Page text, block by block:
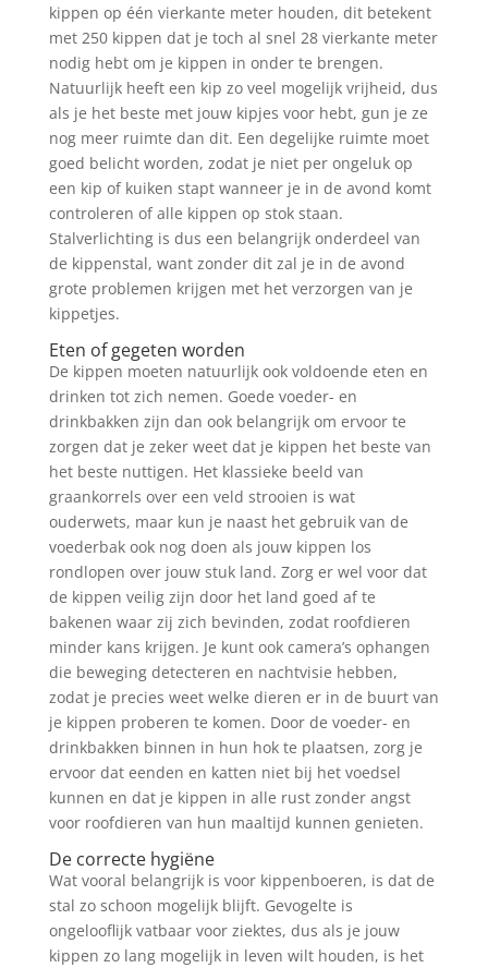
kippen op één vierkante meter houden, dit betekent
met 250 kippen dat je toch al snel 28 vierkante meter
nodig hebt om je kippen in onder te brengen.
Natuurlijk heeft een kip zo veel mogelijk vrijheid, dus
als je het beste met jouw kipjes voor hebt, gun je ze
nog meer ruimte dan dit. Een degelijke ruimte moet
goed belicht worden, zodat je niet per ongeluk op
een kip of kuiken stapt wanneer je in de avond komt
controleren of alle kippen op stok staan.
Stalverlichting is dus een belangrijk onderdeel van
de kippenstal, want zonder dit zal je in de avond
grote problemen krijgen met het verzorgen van je
kippetjes.
Eten of gegeten worden
De kippen moeten natuurlijk ook voldoende eten en
drinken tot zich nemen. Goede voeder- en
drinkbakken zijn dan ook belangrijk om ervoor te
zorgen dat je zeker weet dat je kippen het beste van
het beste nuttigen. Het klassieke beeld van
graankorrels over een veld strooien is wat
ouderwets, maar kun je naast het gebruik van de
voederbak ook nog doen als jouw kippen los
rondlopen over jouw stuk land. Zorg er wel voor dat
de kippen veilig zijn door het land goed af te
bakenen waar zij zich bevinden, zodat roofdieren
minder kans krijgen. Je kunt ook camera’s ophangen
die beweging detecteren en nachtvisie hebben,
zodat je precies weet welke dieren er in de buurt van
je kippen proberen te komen. Door de voeder- en
drinkbakken binnen in hun hok te plaatsen, zorg je
ervoor dat eenden en katten niet bij het voedsel
kunnen en dat je kippen in alle rust zonder angst
voor roofdieren van hun maaltijd kunnen genieten.
De correcte hygiëne
Wat vooral belangrijk is voor kippenboeren, is dat de
stal zo schoon mogelijk blijft. Gevogelte is
ongelooflijk vatbaar voor ziektes, dus als je jouw
kippen zo lang mogelijk in leven wilt houden, is het